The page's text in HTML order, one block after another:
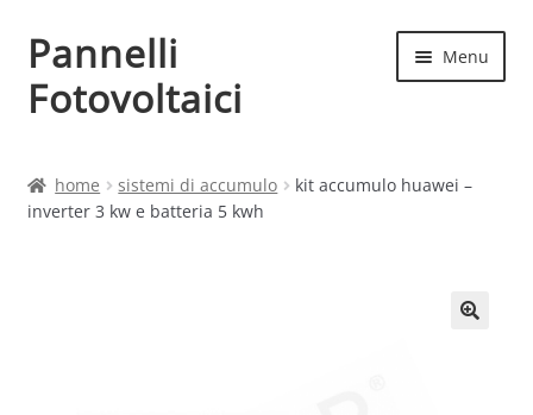
Vai
alla
navigazione
Vai
al
contenuto
Pannelli
Fotovoltaici
Menu
Cart
home sistemi di accumulo
kit accumulo huawei –
inverter 3 kw e batteria 5 kwh